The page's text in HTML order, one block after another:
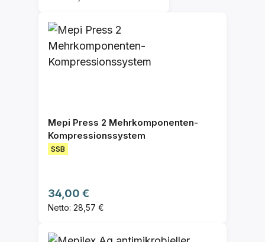
Mepi Press 2 Mehrkomponenten-
Kompressionssystem
SSB
Regulärer Preis:
34,00 €
Netto: 28,57 €